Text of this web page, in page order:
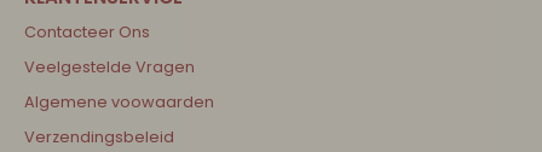
Contacteer Ons
Veelgestelde Vragen
Algemene voowaarden
Verzendingsbeleid